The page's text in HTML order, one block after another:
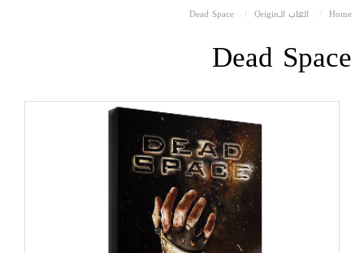
Home العاب الـOrigin Dead Space
Dead Space